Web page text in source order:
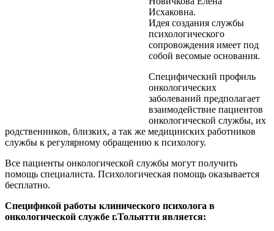
Исхаковна.
Идея создания службы
психологического
сопровождения имеет под
собой весомые основания.
Специфический профиль
онкологических
заболеваний предполагает
взаимодействие пациентов
онкологической службы, их
родственников, близких, а так же медицинских работников
службы к регулярному обращению к психологу.
Все пациенты онкологической службы могут получить
помощь специалиста. Психологическая помощь оказывается
бесплатно.
Спецификой работы клинического психолога в
онкологической службе г.Тольятти является: